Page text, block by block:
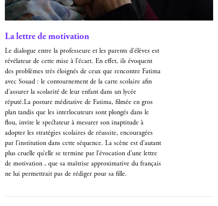
La lettre de motivation
Le dialogue entre la professeure et les parents d’élèves est
révélateur de cette mise à l’écart. En effet, ils évoquent
des problèmes très éloignés de ceux que rencontre Fatima
avec Souad : le contournement de la carte scolaire afin
d’assurer la scolarité de leur enfant dans un lycée
réputé.La posture méditative de Fatima, filmée en gros
plan tandis que les interlocuteurs sont plongés dans le
flou, invite le spectateur à mesurer son inaptitude à
adopter les stratégies scolaires de réussite, encouragées
par l’institution dans cette séquence. La scène est d’autant
plus cruelle qu’elle se termine par l’évocation d’une lettre
de motivation , que sa maîtrise approximative du français
ne lui permettrait pas de rédiger pour sa fille.